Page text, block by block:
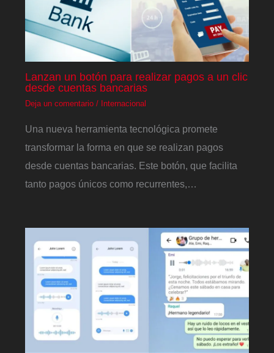
Lanzan un botón para realizar pagos a un clic
desde cuentas bancarias
Deja un comentario / Internacional
Una nueva herramienta tecnológica promete
transformar la forma en que se realizan pagos
desde cuentas bancarias. Este botón, que facilita
tanto pagos únicos como recurrentes,…